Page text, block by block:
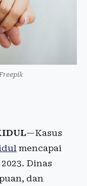
—Kasus
mencapai
Dinas
dan